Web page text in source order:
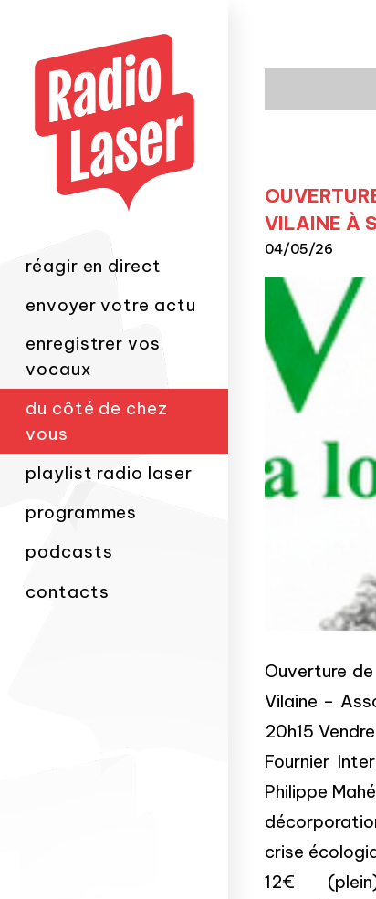
réagir en direct
envoyer votre actu
enregistrer vos
vocaux
du côté de chez
vous
playlist radio laser
programmes
podcasts
contacts
VILAINE À
04/05/26
Ouverture
Vilaine –
20h15
Fournier
Philippe
crise
12€